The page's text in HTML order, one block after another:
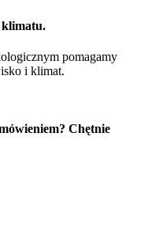
klimatu.
pomagamy
i klimat.
Chętnie